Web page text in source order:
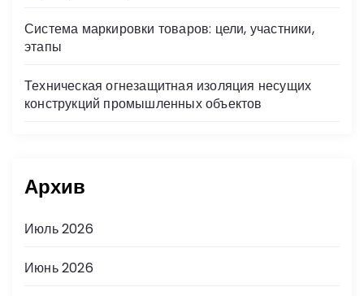
Система маркировки товаров: цели, участники,
этапы
Техническая огнезащитная изоляция несущих
конструкций промышленных объектов
Архив
Июль 2026
Июнь 2026